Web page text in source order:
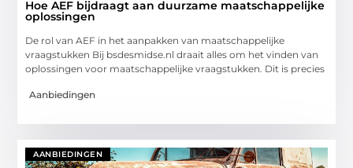
Hoe AEF bijdraagt aan duurzame maatschappelijke
oplossingen
De rol van AEF in het aanpakken van maatschappelijke
vraagstukken Bij bsdesmidse.nl draait alles om het vinden van
oplossingen voor maatschappelijke vraagstukken. Dit is precies
Aanbiedingen
AANBIEDINGEN